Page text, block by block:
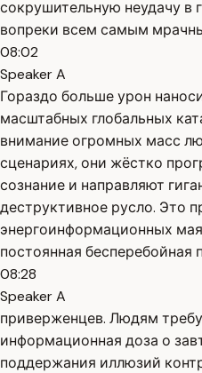
сокрушительную неудачу в
вопреки всем самым
08:02
Speaker A
Гораздо больше урон
масштабных глобальных
внимание огромных масс
сценариях, они жёстко
сознание и направляют
деструктивное русло. Это
энергоинформационных
постоянная бесперебойная
08:28
Speaker A
приверженцев. Людям
информационная доза о
поддержания иллюзий